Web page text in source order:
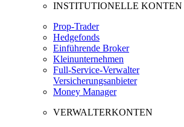
INSTITUTIONELLE KONTEN
Prop-Trader
Hedgefonds
Einführende Broker
Kleinunternehmen
Full-Service-Verwalter
Versicherungsanbieter
Money Manager
VERWALTERKONTEN